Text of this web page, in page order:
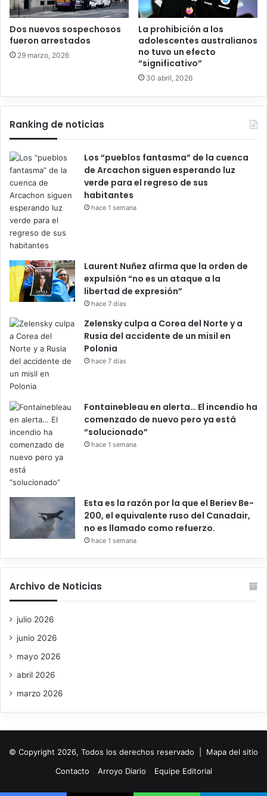
Dos nuevos sospechosos
fueron arrestados
29 marzo, 2026
La prohibición a los
adolescentes australianos
no tuvo un efecto
“significativo”
30 abril, 2026
Ranking de noticias
Los “pueblos fantasma” de la cuenca
de Arcachon siguen esperando luz
verde para el regreso de sus
habitantes
hace 1 semana
Laurent Nuñez afirma que la orden de
expulsión “no es un ataque a la
libertad de expresión”
hace 7 días
Zelensky culpa a Corea del Norte y a
Rusia del accidente de un misil en
Polonia
hace 7 días
Fontainebleau en alerta… El incendio ha
comenzado de nuevo pero ya está
“solucionado”
hace 1 semana
Esta es la razón por la que el Beriev Be-
200, el equivalente ruso del Canadair,
no es llamado como refuerzo.
hace 1 semana
Archivo de Noticias
julio 2026
junio 2026
mayo 2026
abril 2026
marzo 2026
© Copyright 2026, Todos los derechos reservado | Mapa del sitio
Contacto
Arroyo Diario Equipe Editorial